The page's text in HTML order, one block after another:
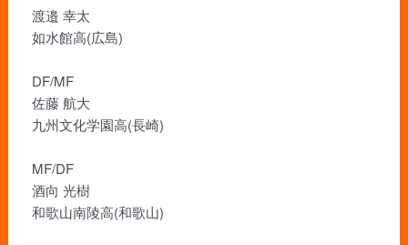
渡邉 幸太
如水館高(広島)
DF/MF
佐藤 航大
九州文化学園高(長崎)
MF/DF
酒向 光樹
和歌山南陵高(和歌山)